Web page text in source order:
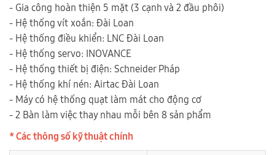
- Gia công hoàn thiện 5 mặt (3 cạnh và 2 đầu phôi)
- Hệ thống vít xoắn: Đài Loan
- Hệ thống điều khiển: LNC Đài Loan
- Hệ thống servo: INOVANCE
- Hệ thống thiết bị điện: Schneider Pháp
- Hệ thống khí nén: Airtac Đài Loan
- Máy có hệ thống quạt làm mát cho động cơ
- 2 Bàn làm việc thay nhau mỗi bên 8 sản phẩm
* Các thông số kỹ thuật chính